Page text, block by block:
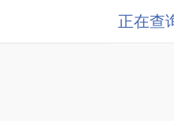
正在查